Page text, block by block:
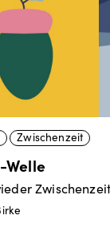
Zwischenzeit
Welle